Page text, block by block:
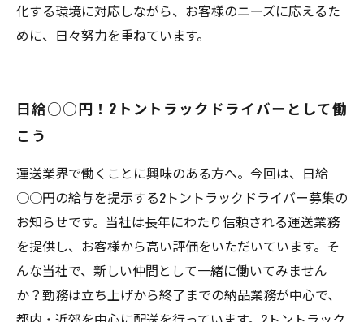
化する環境に対応しながら、お客様のニーズに応えるた
めに、日々努力を重ねています。
日給○○円！2トントラックドライバーとして働
こう
運送業界で働くことに興味のある方へ。今回は、日給
○○円の給与を提示する2トントラックドライバー募集の
お知らせです。当社は長年にわたり信頼される運送業務
を提供し、お客様から高い評価をいただいています。そ
んな当社で、新しい仲間として一緒に働いてみません
か？勤務は立ち上げから終了までの納品業務が中心で、